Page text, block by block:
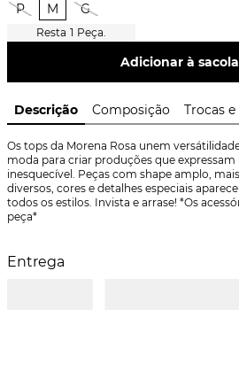
P M G
1 Peça.
Adicionar à sacola
Descrição Composição Trocas
Os tops da Morena Rosa unem
moda para criar produções que
inesquecível. Peças com shape amplo,
diversos, cores e detalhes especiais
todos os estilos. Invista e arrase! *Os
peça*
Entrega